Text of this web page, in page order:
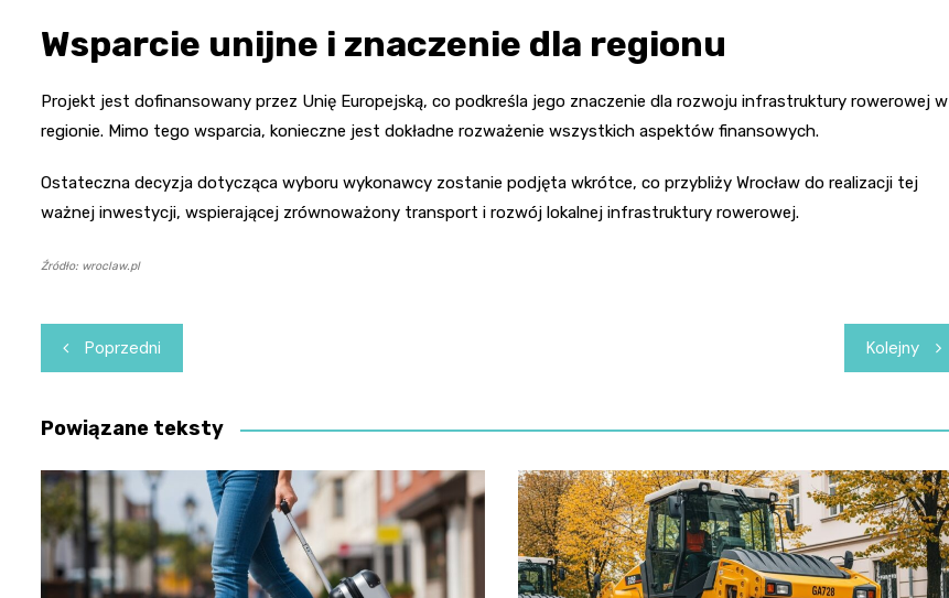
Wsparcie unijne i znaczenie dla regionu
Projekt jest dofinansowany przez Unię Europejską, co podkreśla jego znaczenie dla rozwoju infrastruktury rowerowej w
regionie. Mimo tego wsparcia, konieczne jest dokładne rozważenie wszystkich aspektów finansowych.
Ostateczna decyzja dotycząca wyboru wykonawcy zostanie podjęta wkrótce, co przybliży Wrocław do realizacji tej
ważnej inwestycji, wspierającej zrównoważony transport i rozwój lokalnej infrastruktury rowerowej.
Źródło: wroclaw.pl
Nawigacja
wpisu
Poprzedni Kolejny
Powiązane teksty